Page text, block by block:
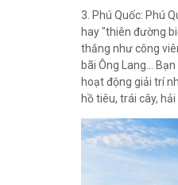
3. Phú Quốc: Phú
hay "thiên đường
thắng như công
bãi Ông Lang...
hoạt động giải trí
hồ tiêu, trái cây, hải